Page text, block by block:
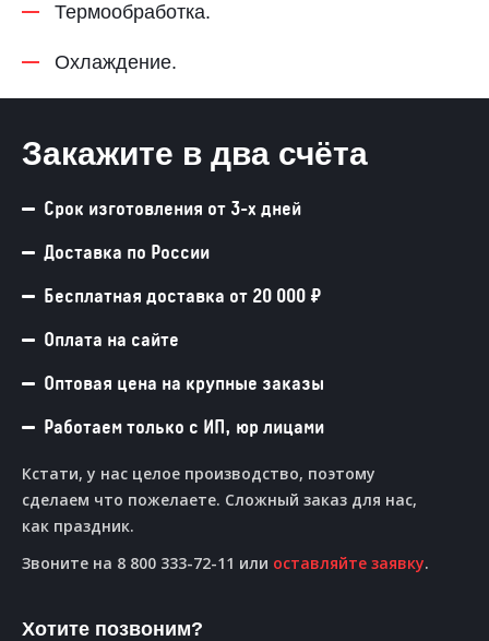
Термообработка.
Охлаждение.
Закажите в два счёта
Срок изготовления от 3-х дней
Доставка по России
Бесплатная доставка от 20 000 ₽
Оплата на сайте
Оптовая цена на крупные заказы
Работаем только с ИП, юр лицами
Кстати, у нас целое производство, поэтому
сделаем что пожелаете. Сложный заказ для нас,
как праздник.
Звоните на 8 800 333-72-11 или оставляйте заявку.
Хотите позвоним?